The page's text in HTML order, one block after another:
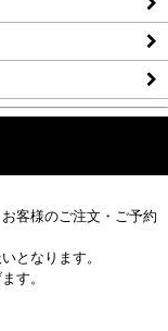
客様のご注文・ご予約
となります。
す。